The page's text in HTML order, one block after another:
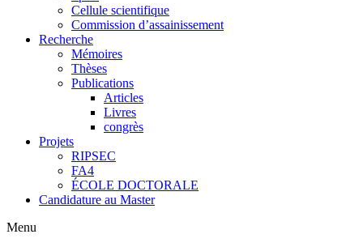
Cellule scientifique
Commission d’assainissement
Recherche
Mémoires
Thèses
Publications
Articles
Livres
congrès
Projets
RIPSEC
FA4
ÉCOLE DOCTORALE
Candidature au Master
Menu